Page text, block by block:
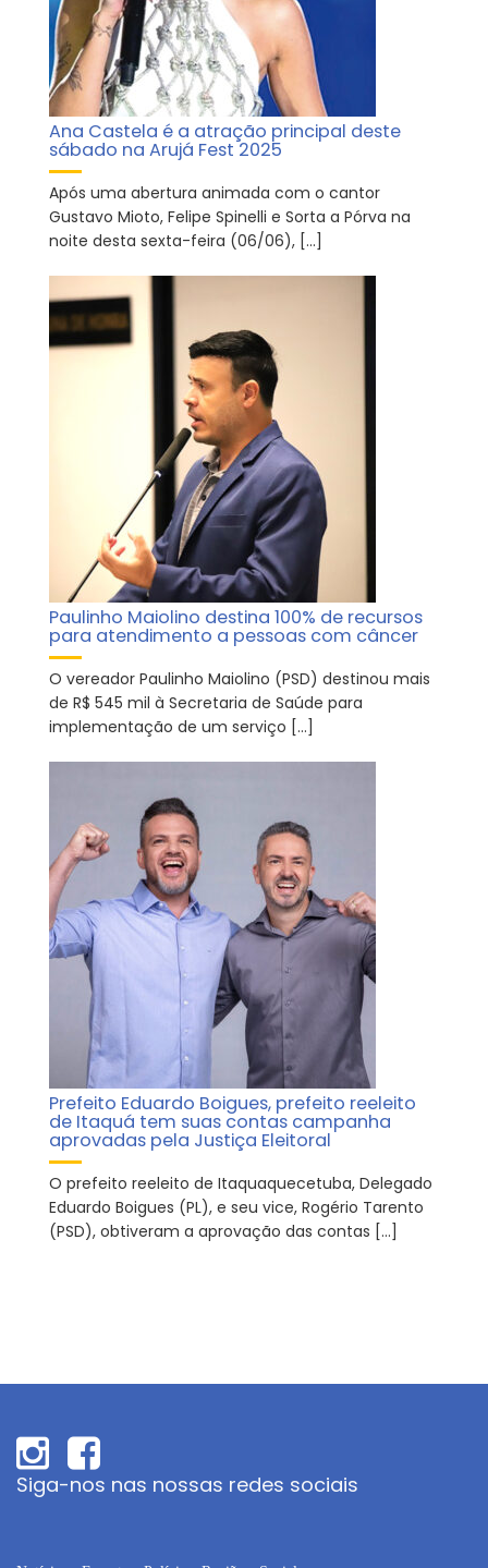
Ana Castela é a atração principal deste
sábado na Arujá Fest 2025
Após uma abertura animada com o cantor
Gustavo Mioto, Felipe Spinelli e Sorta a Pórva na
noite desta sexta-feira (06/06), […]
Paulinho Maiolino destina 100% de recursos
para atendimento a pessoas com câncer
O vereador Paulinho Maiolino (PSD) destinou mais
de R$ 545 mil à Secretaria de Saúde para
implementação de um serviço […]
Prefeito Eduardo Boigues, prefeito reeleito
de Itaquá tem suas contas campanha
aprovadas pela Justiça Eleitoral
O prefeito reeleito de Itaquaquecetuba, Delegado
Eduardo Boigues (PL), e seu vice, Rogério Tarento
(PSD), obtiveram a aprovação das contas […]
Siga-nos nas nossas redes sociais